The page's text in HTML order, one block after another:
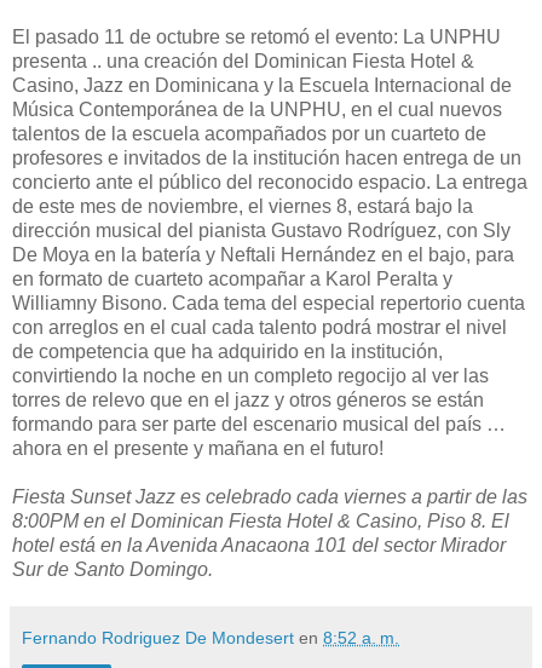
El pasado 11 de octubre se retomó el evento: La UNPHU
presenta .. una creación del Dominican Fiesta Hotel &
Casino, Jazz en Dominicana y la Escuela Internacional de
Música Contemporánea de la UNPHU, en el cual nuevos
talentos de la escuela acompañados por un cuarteto de
profesores e invitados de la institución hacen entrega de un
concierto ante el público del reconocido espacio. La entrega
de este mes de noviembre, el viernes 8, estará bajo la
dirección musical del pianista Gustavo Rodríguez, con Sly
De Moya en la batería y Neftali Hernández en el bajo, para
en formato de cuarteto acompañar a Karol Peralta y
Williamny Bisono. Cada tema del especial repertorio cuenta
con arreglos en el cual cada talento podrá mostrar el nivel
de competencia que ha adquirido en la institución,
convirtiendo la noche en un completo regocijo al ver las
torres de relevo que en el jazz y otros géneros se están
formando para ser parte del escenario musical del país …
ahora en el presente y mañana en el futuro!
Fiesta Sunset Jazz es celebrado cada viernes a partir de las
8:00PM en el Dominican Fiesta Hotel & Casino, Piso 8. El
hotel está en la Avenida Anacaona 101 del sector Mirador
Sur de Santo Domingo.
Fernando Rodriguez De Mondesert en 8:52 a. m.